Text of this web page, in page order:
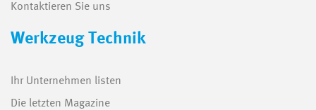
Kontaktieren Sie uns
Werkzeug Technik
Ihr Unternehmen listen
Die letzten Magazine